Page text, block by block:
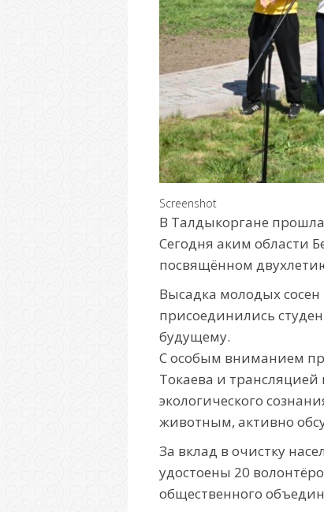
Screenshot
В Талдыкоргане
Сегодня аким области
посвящённом
Высадка молодых
присоединились
будущему.
С особым вниманием
Токаева и
экологического
животным, активно
За вклад в очистку
удостоены 20
общественного